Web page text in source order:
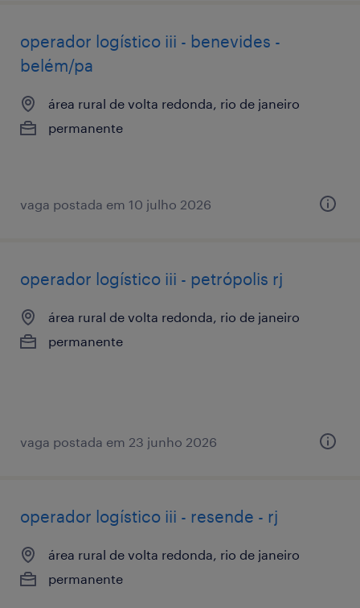
operador logístico iii - benevides -
belém/pa
área rural de volta redonda, rio de janeiro
permanente
vaga postada em 10 julho 2026
operador logístico iii - petrópolis rj
área rural de volta redonda, rio de janeiro
permanente
vaga postada em 23 junho 2026
operador logístico iii - resende - rj
área rural de volta redonda, rio de janeiro
permanente